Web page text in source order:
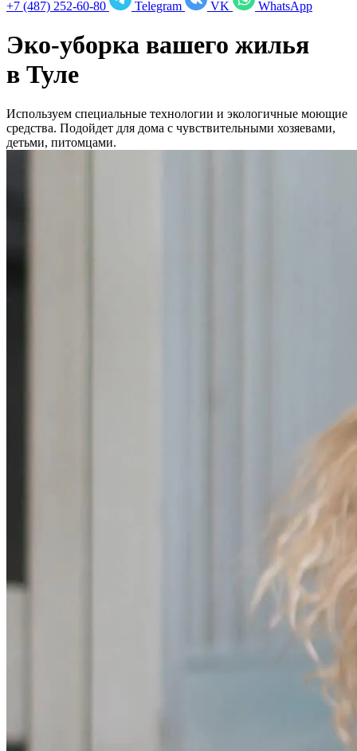
+7 (487) 252-60-80 Telegram VK WhatsApp
Эко-уборка вашего жилья
в Туле
Используем специальные технологии и экологичные моющие
средства. Подойдет для дома с чувствительными хозяевами,
детьми, питомцами.